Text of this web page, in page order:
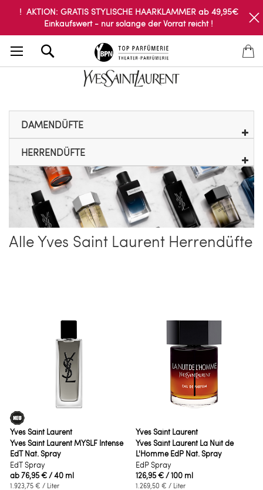
! AKTION: GRATIS STYLISCHE HAARKLAMMER ab 49,95€
Einkaufswert - nur solange der Vorrat reicht !
DAMENDÜFTE
HERRENDÜFTE
Alle Yves Saint Laurent Herrendüfte
Yves Saint Laurent
Yves Saint Laurent MYSLF Intense
EdT Nat. Spray
EdT Spray
ab76,95 €/ 40 ml
1.923,75 € / Liter
Yves Saint Laurent
Yves Saint Laurent La Nuit de
L'Homme EdP Nat. Spray
EdP Spray
126,95 €/ 100 ml
1.269,50 € / Liter